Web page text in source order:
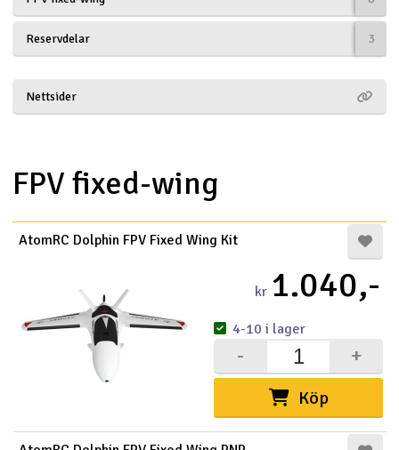
Båtar
Drönare för FPV
Flygplan
Kamerautrustning
Modellbygg- och byggsatser
Modelljärnväg
Motor & tillbehör
Outlet
Reservdelar 3
Nettsider
FPV fixed-wing
AtomRC Dolphin FPV Fixed Wing Kit
kr 1.040,-
Köp
+
-
4-10 i lager